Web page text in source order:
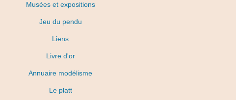
Musées et expositions
Jeu du pendu
Liens
Livre d'or
Annuaire modélisme
Le platt